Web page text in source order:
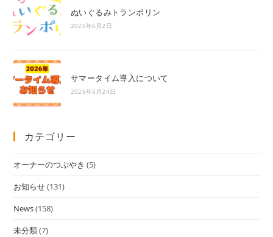
ぬいぐるみトランポリン
2026年6月2日
サマータイム導入について
2026年5月24日
カテゴリー
オーナーのつぶやき (5)
お知らせ(131)
News(158)
未分類(7)